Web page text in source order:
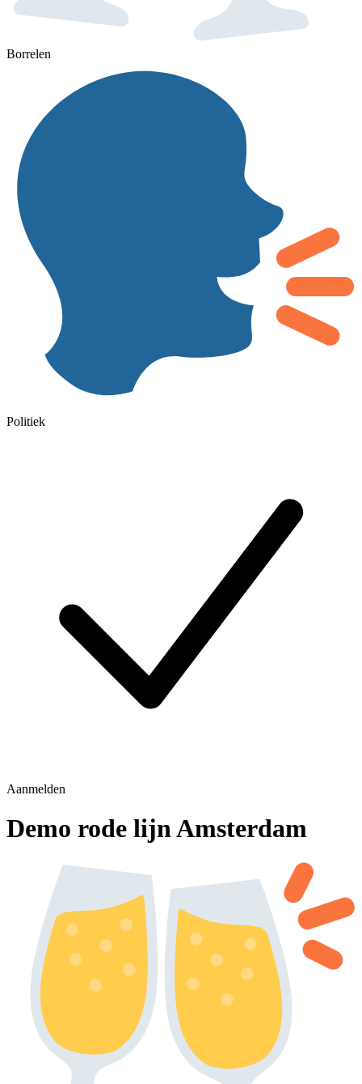
Borrelen
Politiek
Aanmelden
Demo rode lijn Amsterdam